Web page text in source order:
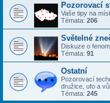
Pozorovací
Vaše tipy na
Témata: 206
Světelné
Diskuze o
Témata: 91
Ostatní
Pozorovací
družice, ufo a
Témata: 245